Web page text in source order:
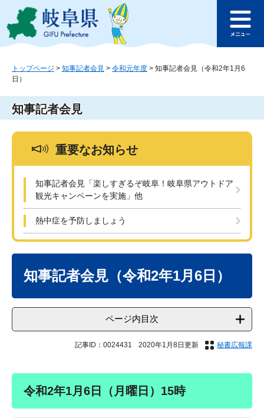
ジ
ュ
このページの本文へ
ュ
トップページ > 知事記者会見 > 令和元年度 > 知事記者会見（令和2年1月6
日）
知事記者会見
重要なお知らせ
知事記者会見「楽しすぎるぞ岐阜！岐阜県アウトドア
観光キャンペーンを実施」他
熱中症を予防しましょう
知事記者会見（令和2年1月6日）
ページ内目次
記事ID：0024431 2020年1月8日更新 秘書広報課
令和2年1月6日（月曜日）15時